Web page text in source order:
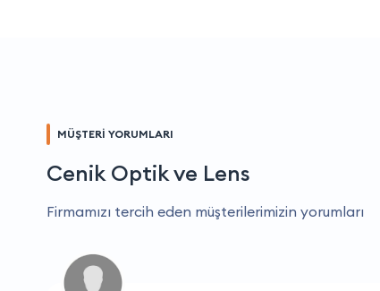
MÜŞTERİ YORUMLARI
Cenik Optik ve Lens
Firmamızı tercih eden müşterilerimizin yorumları